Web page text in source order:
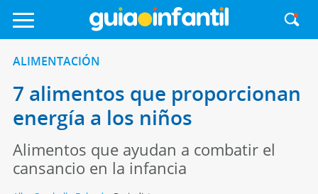
ALIMENTACIÓN
7 alimentos que proporcionan
energía a los niños
Alimentos que ayudan a combatir el
cansancio en la infancia